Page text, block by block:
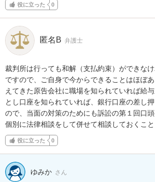
役に立った 0
匿名B 弁護士
裁判所は行っても和解（支払約束）ができな
ですので、ご自身で今からできることはほぼ
えてきた原告会社に職場を知られていれば給
とし口座を知られていれば、銀行口座の差し
ので、当面の対策のためにも訴訟の第１回口
個別に法律相談をして併せて相談しておくこと
役に立った 0
ゆみか さん